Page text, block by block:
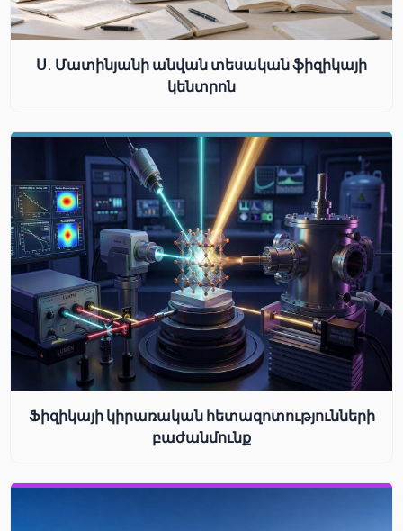
Ս. Մատինյանի անվան տեսական ֆիզիկայի
կենտրոն
Ֆիզիկայի կիրառական հետազոտությունների
բաժանմունք